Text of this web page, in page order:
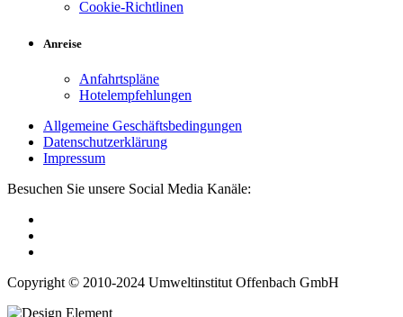
Cookie-Richtlinen
Anreise
Anfahrtspläne
Hotelempfehlungen
Allgemeine Geschäftsbedingungen
Datenschutzerklärung
Impressum
Besuchen Sie unsere Social Media Kanäle:
Copyright © 2010-2024 Umweltinstitut Offenbach GmbH